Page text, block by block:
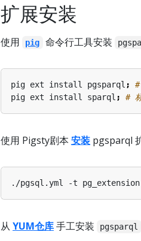
扩展安装
使用 pig 命令行工具安装
pig ext install pgsparql;
pig ext install sparql; #
使用 Pigsty剧本 安装 pgsparql
./pgsql.yml -t
从 YUM仓库手工安装 pgsparql